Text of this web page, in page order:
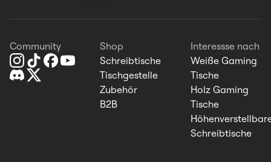
Community
Shop
Schreibtische
Tischgestelle
Zubehör
B2B
Interessse nach
Weiße Gaming
Tische
Holz Gaming
Tische
Schreibtische